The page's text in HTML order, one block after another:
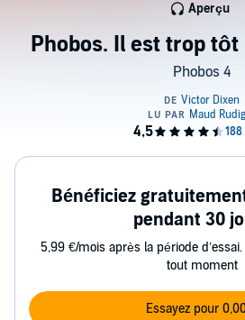
Phobos. Il est trop
Phobos 4
Aperçu
Bénéficiez
pendant 30
5,99 €/mois après la période
tout moment
Essayez pour